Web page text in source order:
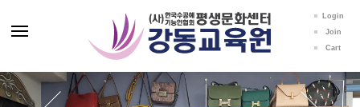
Login
Join
Cart